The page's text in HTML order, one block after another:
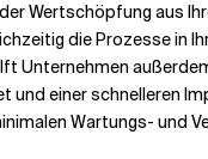
Wertschöpfung aus
die Prozesse in
Unternehmen
und einer schnelleren
Wartungs- und